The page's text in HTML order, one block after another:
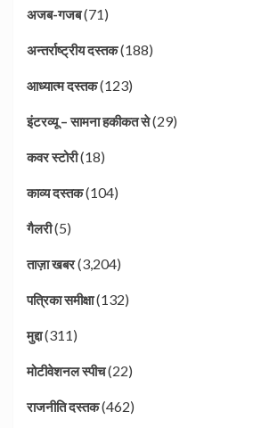
अजब-गजब(71)
अन्तर्राष्ट्रीय दस्तक(188)
आध्यात्म दस्तक(123)
इंटरव्यू – सामना हकीकत से(29)
कवर स्टोरी(18)
काव्य दस्तक(104)
गैलरी(5)
ताज़ा खबर(3,204)
पत्रिका समीक्षा(132)
मुद्दा(311)
मोटीवेशनल स्पीच(22)
राजनीति दस्तक(462)